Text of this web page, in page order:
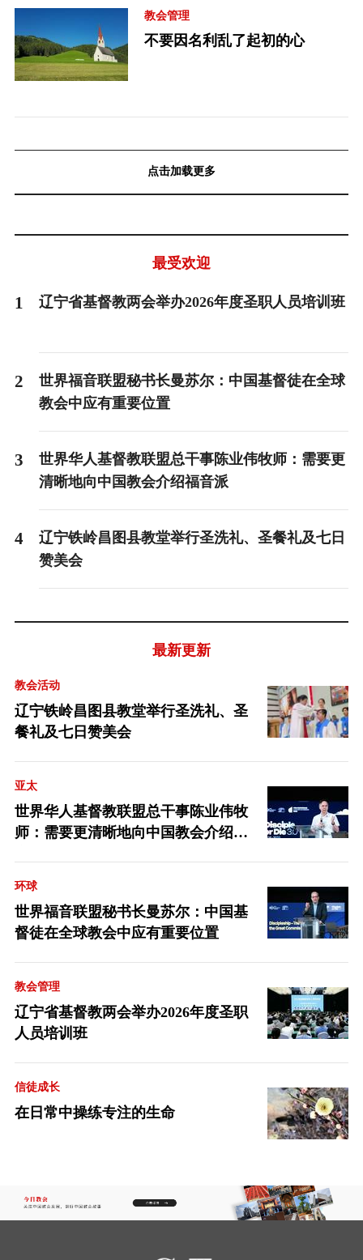
教会管理
不要因名利乱了起初的心
点击加载更多
最受欢迎
1 辽宁省基督教两会举办2026年度圣职人员培训班
2
世界福音联盟秘书长曼苏尔：中国基督徒在全球
教会中应有重要位置
3
世界华人基督教联盟总干事陈业伟牧师：需要更
清晰地向中国教会介绍福音派
4
辽宁铁岭昌图县教堂举行圣洗礼、圣餐礼及七日
赞美会
最新更新
教会活动
辽宁铁岭昌图县教堂举行圣洗礼、圣
餐礼及七日赞美会
亚太
世界华人基督教联盟总干事陈业伟牧
师：需要更清晰地向中国教会介绍福
环球
世界福音联盟秘书长曼苏尔：中国基
督徒在全球教会中应有重要位置
教会管理
辽宁省基督教两会举办2026年度圣职
人员培训班
信徒成长
在日常中操练专注的生命